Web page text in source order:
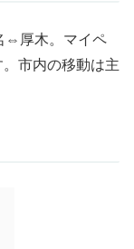
⇔厚木。マイペ
市内の移動は主